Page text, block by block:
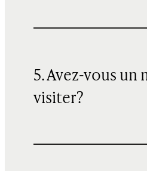
5. Avez-vous un
visiter?